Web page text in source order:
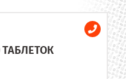
ТАБЛЕТОК